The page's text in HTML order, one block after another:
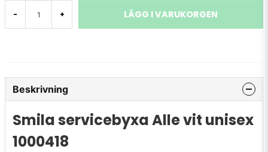
- + LÄGG I VARUKORGEN
Beskrivning
Smila servicebyxa Alle vit unisex
1000418